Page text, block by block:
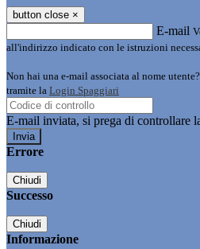
button close ×
E-mail
all'indirizzo indicato con le istruzioni
Non hai una e-mail associata al nome
tramite la Login Spaggiari
E-mail inviata, si prega di controllare
Errore
Chiudi
Successo
Chiudi
Informazione